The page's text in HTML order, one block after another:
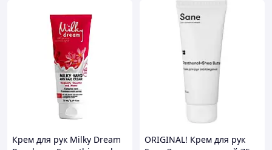
Крем для рук Milky Dream
ORIGINAL! Крем для рук